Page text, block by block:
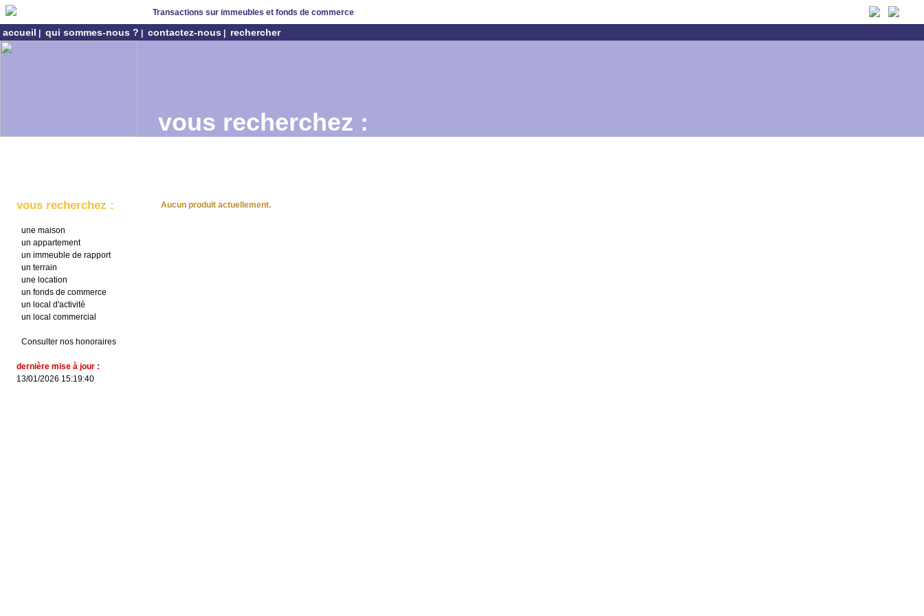
Transactions sur immeubles et fonds de commerce
accueil qui sommes-nous ? contactez-nous rechercher
vous recherchez :
vous recherchez :
une maison
un appartement
un immeuble de rapport
un terrain
une location
un fonds de commerce
un local d'activité
un local commercial
Consulter nos honoraires
dernière mise à jour :
13/01/2026 15:19:40
Aucun produit actuellement.